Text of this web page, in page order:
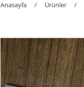
Anasayfa / Ürünler /